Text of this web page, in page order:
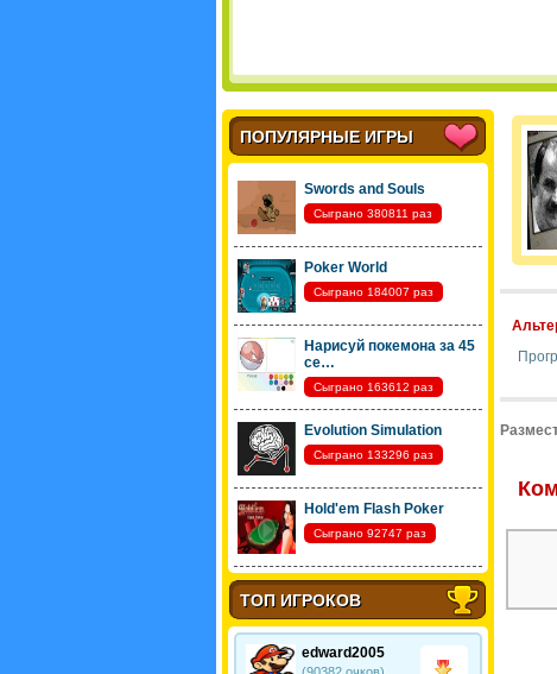
ПОПУЛЯРНЫЕ ИГРЫ
Swords and Souls
Сыграно 380811 раз
Poker World
Сыграно 184007 раз
Нарисуй покемона за 45
се…
Сыграно 163612 раз
Evolution Simulation
Сыграно 133296 раз
Hold'em Flash Poker
Сыграно 92747 раз
ТОП ИГРОКОВ
edward2005